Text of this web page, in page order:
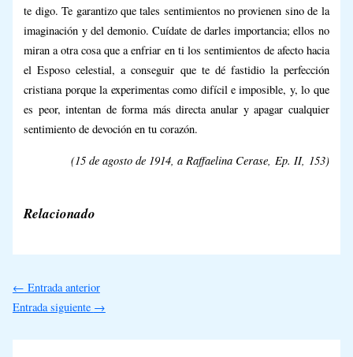
te digo. Te garantizo que tales sentimientos no provienen sino de la
imaginación y del demonio. Cuídate de darles importancia; ellos no
miran a otra cosa que a enfriar en ti los sentimientos de afecto hacia
el Esposo celestial, a conseguir que te dé fastidio la perfección
cristiana porque la experimentas como difícil e imposible, y, lo que
es peor, intentan de forma más directa anular y apagar cualquier
sentimiento de devoción en tu corazón.
(15 de agosto de 1914, a Raffaelina Cerase, Ep. II, 153)
Relacionado
← Entrada anterior
Entrada siguiente →